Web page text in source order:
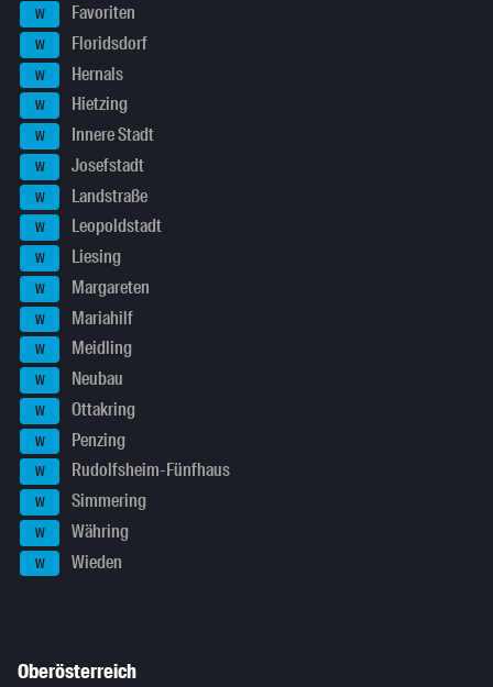
W Favoriten
W Floridsdorf
W Hernals
W Hietzing
W Innere Stadt
W Josefstadt
W Landstraße
W Leopoldstadt
W Liesing
W Margareten
W Mariahilf
W Meidling
W Neubau
W Ottakring
W Penzing
W Rudolfsheim-Fünfhaus
W Simmering
W Währing
W Wieden
Oberösterreich